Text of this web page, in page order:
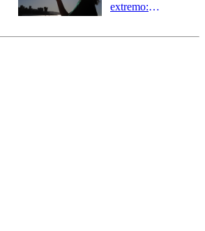
extremo:
activa Alerta